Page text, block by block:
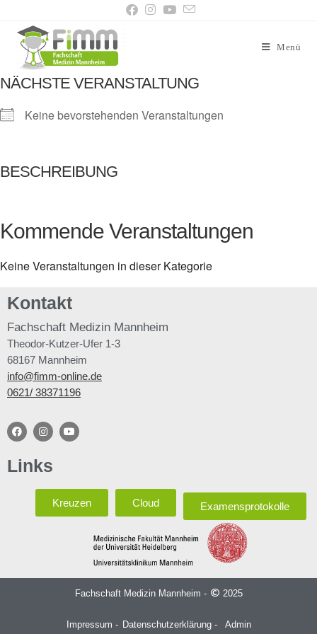
Menü
NÄCHSTE VERANSTALTUNG
Keine bevorstehenden Veranstaltungen
BESCHREIBUNG
Kommende Veranstaltungen
Keine Veranstaltungen in dieser Kategorie
Kontakt
Fachschaft Medizin Mannheim
Theodor-Kutzer-Ufer 1-3
68167 Mannheim
info@fimm-online.de
0621/ 38371196
Links
Kreuzen Cloud Examensprotokolle
Fachschaft Medizin Mannheim - 2025
Impressum - Datenschutzerklärung - Admin